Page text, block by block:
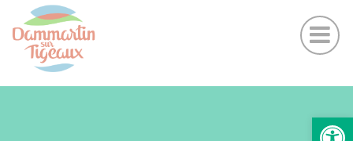
horaires, Coordonnées et contacts – livret
Suivez-nous sur Facebook
Suivez-nous sur Instagram
Panneau de gestion des cookies